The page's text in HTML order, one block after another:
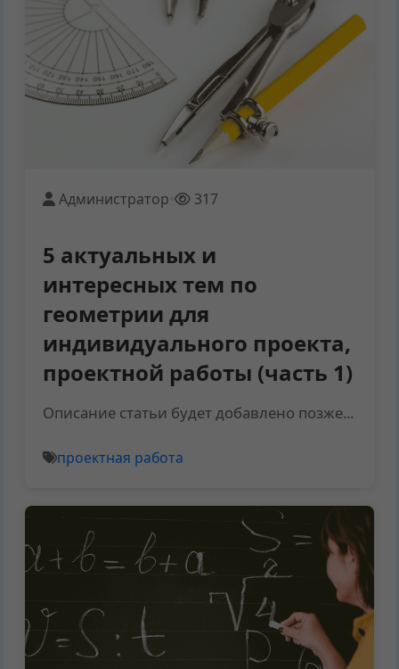
Администратор • 317
5 актуальных и
интересных тем по
геометрии для
индивидуального проекта,
проектной работы (часть 1)
Описание статьи будет добавлено позже...
проектная работа